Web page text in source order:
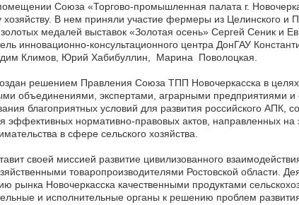
Союза «Торгово-промышленная палата г.
хозяйству. В нем приняли участие фермеры из Целинского и
медалей выставок «Золотая осень» Сергей Сеник и
инновационно-консультационного центра ДонГАУ
Климов, Юрий Хабибуллин, Марина Поволоцкая.
решением Правления Союза ТПП Новочеркасска в целях
объединениями, экспертами, аграрными предприятиями и
благоприятных условий для развития российского АПК,
эффективных нормативно-правовых актов, направленных на
в сфере сельского хозяйства.
своей миссией развитие цивилизованного
товаропроизводителями Ростовской области.
рынка Новочеркасска качественными продуктами
и исполнительные органы к решению проблем